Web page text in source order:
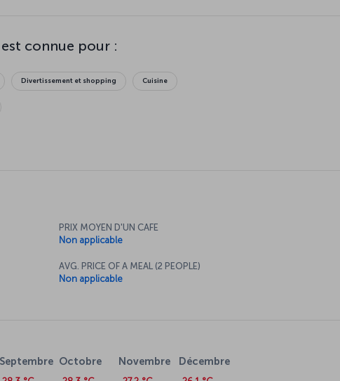
connue pour :
Divertissement et shopping Cuisine
PRIX MOYEN D'UN CAFE
Non applicable
AVG. PRICE OF A MEAL (2 PEOPLE)
Non applicable
Septembre Octobre Novembre Décembre